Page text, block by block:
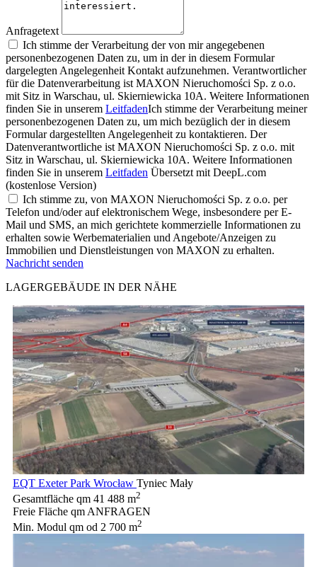
Anfragetext
Ich stimme der Verarbeitung der von mir angegebenen
personenbezogenen Daten zu, um in der in diesem Formular
dargelegten Angelegenheit Kontakt aufzunehmen. Verantwortlicher
für die Datenverarbeitung ist MAXON Nieruchomości Sp. z o.o.
mit Sitz in Warschau, ul. Skierniewicka 10A. Weitere Informationen
finden Sie in unserem LeitfadenIch stimme der Verarbeitung meiner
personenbezogenen Daten zu, um mich bezüglich der in diesem
Formular dargestellten Angelegenheit zu kontaktieren. Der
Datenverantwortliche ist MAXON Nieruchomości Sp. z o.o. mit
Sitz in Warschau, ul. Skierniewicka 10A. Weitere Informationen
finden Sie in unserem Leitfaden Übersetzt mit DeepL.com
(kostenlose Version)
Ich stimme zu, von MAXON Nieruchomości Sp. z o.o. per
Telefon und/oder auf elektronischem Wege, insbesondere per E-
Mail und SMS, an mich gerichtete kommerzielle Informationen zu
erhalten sowie Werbematerialien und Angebote/Anzeigen zu
Immobilien und Dienstleistungen von MAXON zu erhalten.
Nachricht senden
LAGERGEBÄUDE IN DER NÄHE
EQT Exeter Park Wrocław Tyniec Mały
Gesamtfläche qm 41 488 m2
Freie Fläche qm ANFRAGEN
Min. Modul qm od 2 700 m2